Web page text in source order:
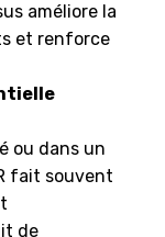
améliore la
et renforce
ou dans un
fait souvent
de